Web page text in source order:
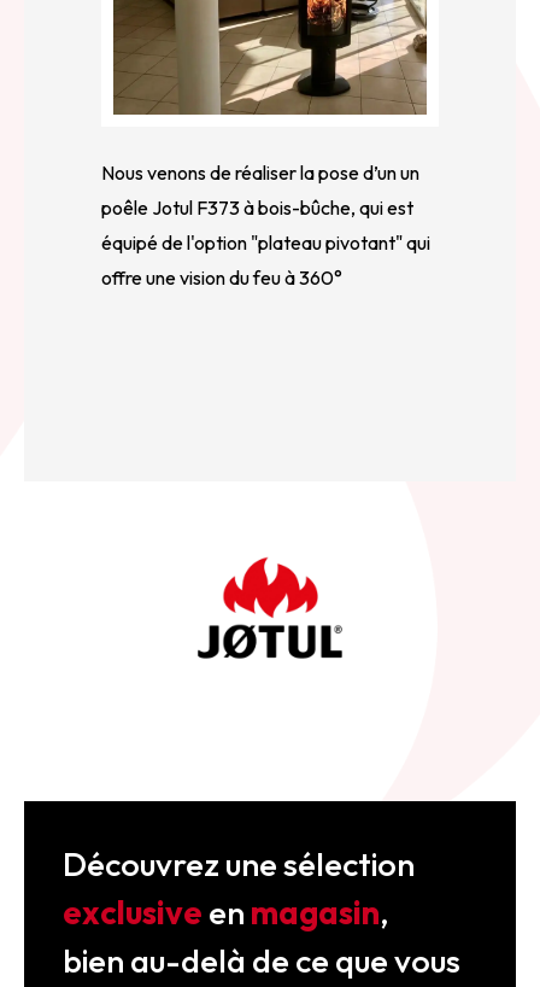
Nous venons de réaliser la pose d’un un
poêle Jotul F373 à bois-bûche, qui est
équipé de l'option "plateau pivotant" qui
offre une vision du feu à 360°
Découvrez une sélection
exclusive en magasin,
bien au-delà de ce que vous